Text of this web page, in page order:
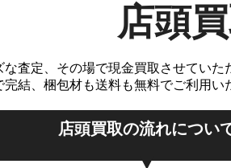
店頭
な査定、その場で現金買取させていた
完結、梱包材も送料も無料でご利用
店頭買取の流れについ